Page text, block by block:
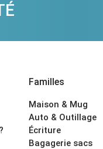
Familles
Maison & Mug
Auto & Outillage
Écriture
Bagagerie sacs